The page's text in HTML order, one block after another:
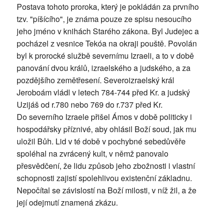
Postava tohoto proroka, který je pokládán za prvního
tzv. "píšícího", je známa pouze ze spisu nesoucího
jeho jméno v knihách Starého zákona. Byl Judejec a
pocházel z vesnice Tekóa na okraji pouště. Povolán
byl k prorocké službě severnímu Izraeli, a to v době
panování dvou králů, izraelského a judského, a za
pozdějšího zemětřesení. Severoizraelský král
Jeroboám vládl v letech 784-744 před Kr. a judský
Uzijáš od r.780 nebo 769 do r.737 před Kr.
Do severního Izraele přišel Ámos v době politicky i
hospodářsky příznivé, aby ohlásil Boží soud, jak mu
uložil Bůh. Lid v té době v pochybné sebedůvěře
spoléhal na zvrácený kult, v němž panovalo
přesvědčení, že lidu způsob jeho zbožnosti i vlastní
schopnosti zajistí spolehlivou existenční základnu.
Nepočítal se závislostí na Boží milosti, v níž žil, a že
její odejmutí znamená zkázu.